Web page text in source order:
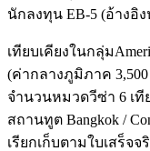
นักลงทุน EB-5 (อ้างอิง
เทียบเคียงในกลุ่ม
(ค่ากลางภูมิภาค
จำนวนหมวดวีซ่า 6 เทีย
สถานทูต Bangkok /
เรียกเก็บตามใบเสร็จ